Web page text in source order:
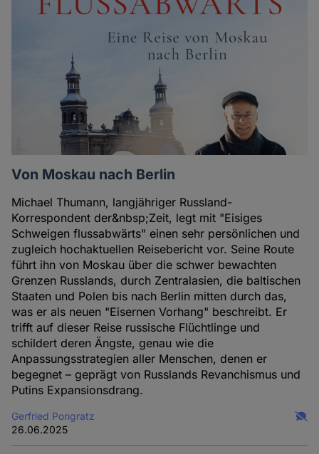
Von Moskau nach Berlin
Michael Thumann, langjähriger Russland-
Korrespondent der&nbsp;Zeit, legt mit "Eisiges
Schweigen flussabwärts" einen sehr persönlichen und
zugleich hochaktuellen Reisebericht vor. Seine Route
führt ihn von Moskau über die schwer bewachten
Grenzen Russlands, durch Zentralasien, die baltischen
Staaten und Polen bis nach Berlin mitten durch das,
was er als neuen "Eisernen Vorhang" beschreibt. Er
trifft auf dieser Reise russische Flüchtlinge und
schildert deren Ängste, genau wie die
Anpassungsstrategien aller Menschen, denen er
begegnet – geprägt von Russlands Revanchismus und
Putins Expansionsdrang.
Gerfried Pongratz
26.06.2025